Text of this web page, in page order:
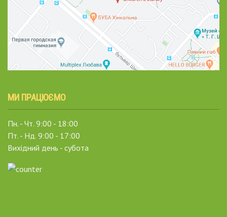
МИ ПРАЦЮЄМО
Пн. - Чт. 9:00 - 18:00
Пт. - Нд. 9:00 - 17:00
Вихідний день - субота